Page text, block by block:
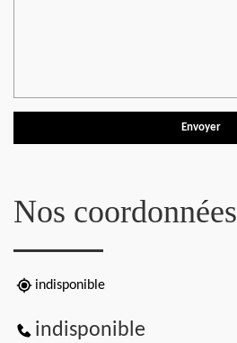
Nos coordonnées
indisponible
indisponible